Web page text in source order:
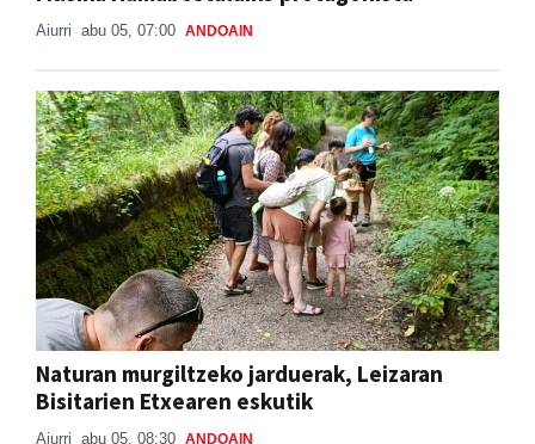
Aiurri abu 05, 07:00 ANDOAIN
Naturan murgiltzeko jarduerak, Leizaran
Bisitarien Etxearen eskutik
Aiurri abu 05, 08:30 ANDOAIN